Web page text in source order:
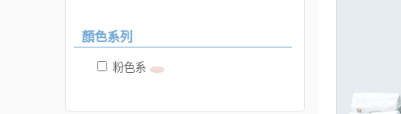
顏色系列
粉色系